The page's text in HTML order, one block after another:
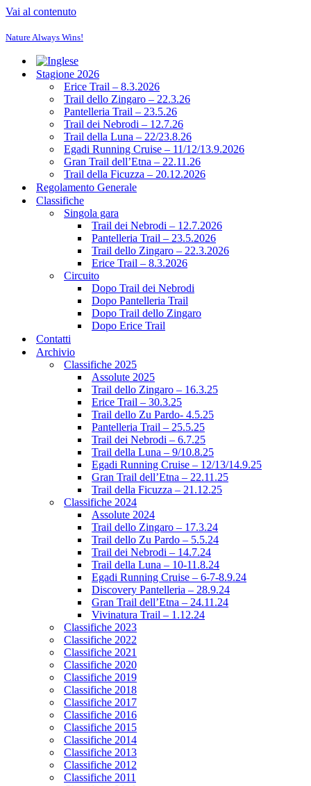
Vai al contenuto
Nature Always Wins!
Stagione 2026
Erice Trail – 8.3.2026
Trail dello Zingaro – 22.3.26
Pantelleria Trail – 23.5.26
Trail dei Nebrodi – 12.7.26
Trail della Luna – 22/23.8.26
Egadi Running Cruise – 11/12/13.9.2026
Gran Trail dell’Etna – 22.11.26
Trail della Ficuzza – 20.12.2026
Regolamento Generale
Classifiche
Singola gara
Trail dei Nebrodi – 12.7.2026
Pantelleria Trail – 23.5.2026
Trail dello Zingaro – 22.3.2026
Erice Trail – 8.3.2026
Circuito
Dopo Trail dei Nebrodi
Dopo Pantelleria Trail
Dopo Trail dello Zingaro
Dopo Erice Trail
Contatti
Archivio
Classifiche 2025
Assolute 2025
Trail dello Zingaro – 16.3.25
Erice Trail – 30.3.25
Trail dello Zu Pardo- 4.5.25
Pantelleria Trail – 25.5.25
Trail dei Nebrodi – 6.7.25
Trail della Luna – 9/10.8.25
Egadi Running Cruise – 12/13/14.9.25
Gran Trail dell’Etna – 22.11.25
Trail della Ficuzza – 21.12.25
Classifiche 2024
Assolute 2024
Trail dello Zingaro – 17.3.24
Trail dello Zu Pardo – 5.5.24
Trail dei Nebrodi – 14.7.24
Trail della Luna – 10-11.8.24
Egadi Running Cruise – 6-7-8.9.24
Discovery Pantelleria – 28.9.24
Gran Trail dell’Etna – 24.11.24
Vivinatura Trail – 1.12.24
Classifiche 2023
Classifiche 2022
Classifiche 2021
Classifiche 2020
Classifiche 2019
Classifiche 2018
Classifiche 2017
Classifiche 2016
Classifiche 2015
Classifiche 2014
Classifiche 2013
Classifiche 2012
Classifiche 2011